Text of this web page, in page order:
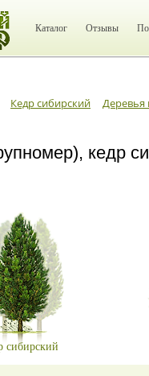
Каталог Отзывы
Кедр сибирский Деревья
кедр
сибирский